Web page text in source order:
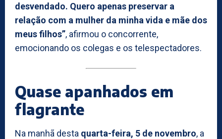
desvendado. Quero apenas preservar a
relação com a mulher da minha vida e mãe dos
meus filhos”, afirmou o concorrente,
emocionando os colegas e os telespectadores.
Quase apanhados em
flagrante
Na manhã desta quarta-feira, 5 de novembro, a